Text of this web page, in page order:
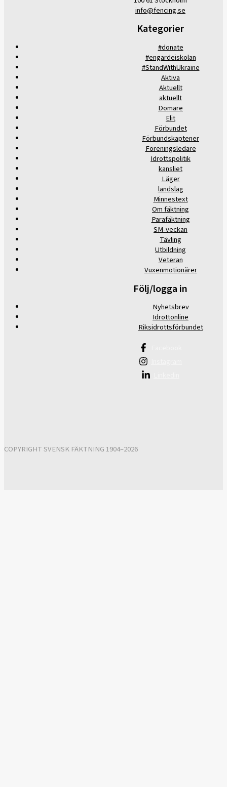
info@fencing.se
Kategorier
#donate
#engardeiskolan
#StandWithUkraine
Aktiva
Aktuellt
aktuellt
Domare
Elit
Förbundet
Förbundskaptener
Föreningsledare
Idrottspolitik
kansliet
Läger
landslag
Minnestext
Om fäktning
Parafäktning
SM-veckan
Tävling
Utbildning
Veteran
Vuxenmotionärer
Följ/logga in
Nyhetsbrev
Idrottonline
Riksidrottsförbundet
COPYRIGHT SVENSK FÄKTNING 1904–2026